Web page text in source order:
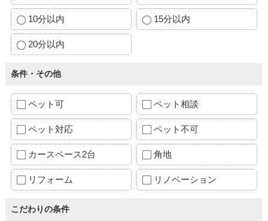
10分以内 15分以内
20分以内
条件・その他
ペット可 ペット相談
ペット対応 ペット不可
カースペース2台 角地
リフォーム リノベーション
こだわりの条件